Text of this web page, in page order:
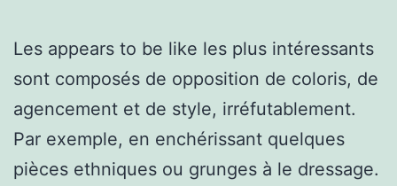
Les appears to be like les plus intéressants
sont composés de opposition de coloris, de
agencement et de style, irréfutablement.
Par exemple, en enchérissant quelques
pièces ethniques ou grunges à le dressage.